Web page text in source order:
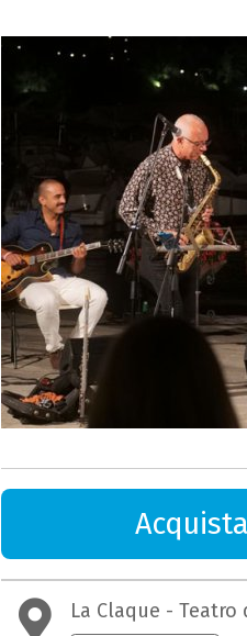
La Claque - Teatro